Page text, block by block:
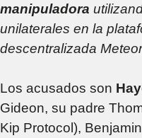
manipuladora
unilaterales en la
descentralizada
Los acusados son
Gideon, su padre
Kip Protocol),